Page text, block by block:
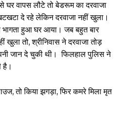
वापस लौटे तो बेडरूम का दरवाजा
दे रहे लेकिन दरवाजा नहीं खुला।
भागता हुआ घर आया। जब बहुत बार
खुला तो, श्रीनिवास ने दरवाजा तोड़
जान दे चुकी थी। फिलहाल पुलिस ने
है।